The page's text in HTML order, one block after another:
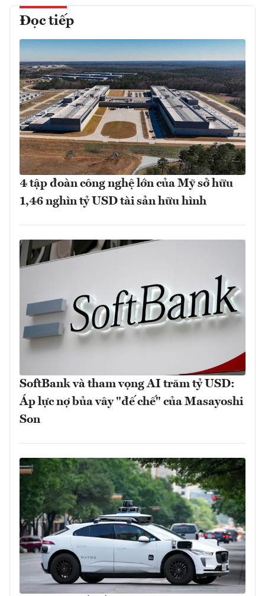
Đọc tiếp
4 tập đoàn công nghệ lớn của Mỹ sở hữu
1,46 nghìn tỷ USD tài sản hữu hình
SoftBank và tham vọng AI trăm tỷ USD:
Áp lực nợ bủa vây "đế chế" của Masayoshi
Son